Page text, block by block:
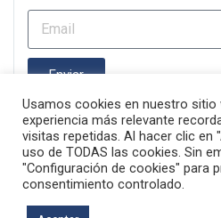
Enviar
Usamos cookies en nuestro sitio
experiencia más relevante
visitas repetidas. Al hacer clic en
uso de TODAS las cookies. Sin
"Configuración de cookies" para
consentimiento controlado.